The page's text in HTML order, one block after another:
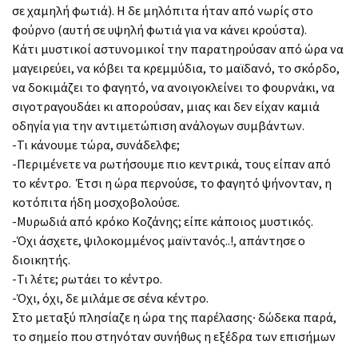
σε χαμηλή φωτιά). Η δε μηλόπιτα ήταν από νωρίς στο
φούρνο (αυτή σε υψηλή φωτιά για να κάνει κρούστα).
Κάτι μυστικοί αστυνομικοί την παρατηρούσαν από ώρα να
μαγειρεύει, να κόβει τα κρεμμύδια, το μαϊδανό, το σκόρδο,
να δοκιμάζει το φαγητό, να ανοιγοκλείνει το φουρνάκι, να
σιγοτραγουδάει κι απορούσαν, μιας και δεν είχαν καμιά
οδηγία για την αντιμετώπιση ανάλογων συμβάντων.
-Τι κάνουμε τώρα, συνάδελφε;
-Περιμένετε να ρωτήσουμε πιο κεντρικά, τους είπαν από
το κέντρο. Έτσι η ώρα περνούσε, το φαγητό ψήνονταν, η
κοτόπιτα ήδη μοσχοβολούσε.
-Μυρωδιά από κρόκο Κοζάνης; είπε κάποιος μυστικός.
-Όχι άσχετε, ψιλοκομμένος μαϊντανός..!, απάντησε ο
διοικητής.
-Τι λέτε; ρωτάει το κέντρο.
-Όχι, όχι, δε μιλάμε σε σένα κέντρο.
Στο μεταξύ πλησίαζε η ώρα της παρέλασης∙ δώδεκα παρά,
το σημείο που στηνόταν συνήθως η εξέδρα των επισήμων